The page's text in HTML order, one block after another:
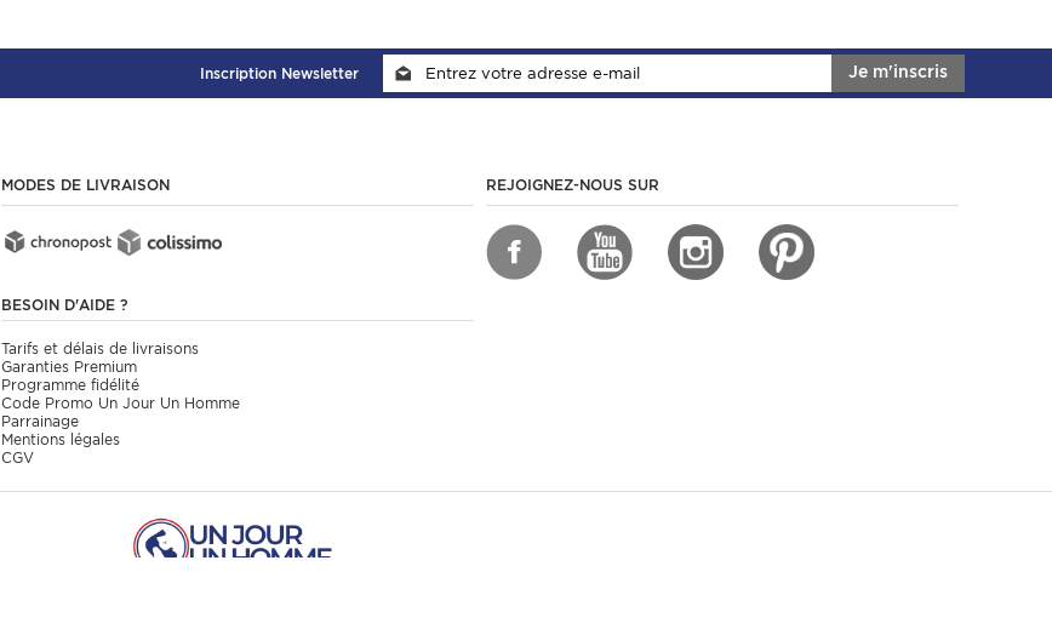
Je m'inscris
Inscription Newsletter
MODES DE LIVRAISON REJOIGNEZ-NOUS SUR
BESOIN D'AIDE ?
Tarifs et délais de livraisons
Garanties Premium
Programme fidélité
Code Promo Un Jour Un Homme
Parrainage
Mentions légales
CGV